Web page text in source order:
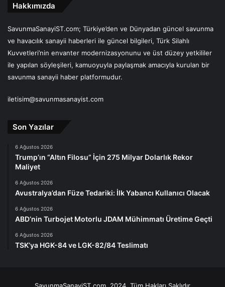
Hakkımızda
SavunmaSanayiST.com; Türkiye’den ve Dünyadan güncel savunma
ve havacılık sanayii haberleri ile güncel bilgileri, Türk Silahlı
Kuvvetleri’nin envanter modernizasyonunu ve üst düzey yetkililer
ile yapılan söyleşileri, kamuoyuyla paylaşmak amacıyla kurulan bir
savunma sanayii haber platformudur.
iletisim@savunmasanayist.com
Son Yazılar
6 Ağustos 2026
Trump’ın “Altın Filosu” İçin 275 Milyar Dolarlık Rekor
Maliyet
6 Ağustos 2026
Avustralya’dan Füze Tedariki: İlk Yabancı Kullanıcı Olacak
6 Ağustos 2026
ABD’nin Turbojet Motorlu JDAM Mühimmatı Üretime Geçti
6 Ağustos 2026
TSK’ya HGK-84 ve LGK-82/84 Teslimatı
SavunmaSanayiST.com, 2024, Tüm Hakları Saklıdır